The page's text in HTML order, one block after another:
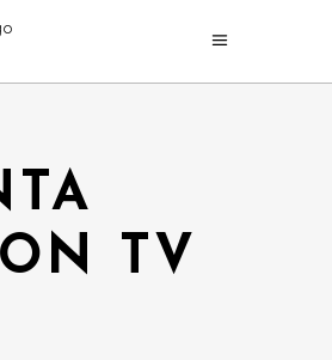
TV